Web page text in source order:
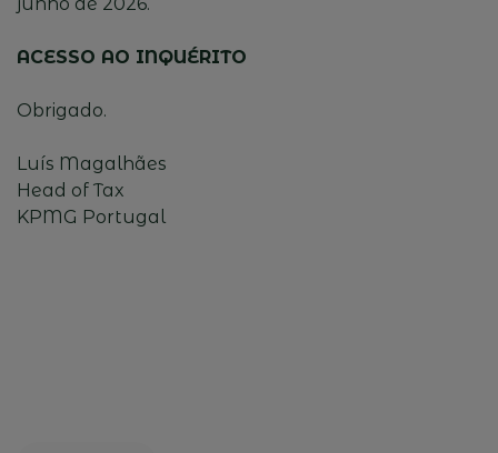
ACESSO AO INQUÉRITO
Obrigado.
Luís Magalhães
Head of Tax
KPMG Portugal